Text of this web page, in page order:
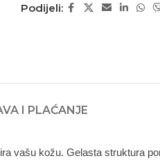
Podijeli:
I PLAĆANJE
vašu kožu. Gelasta struktura